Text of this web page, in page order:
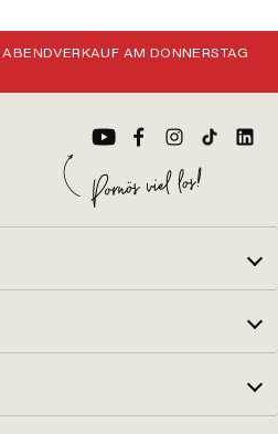
ABENDVERKAUF AM DONNERSTAG